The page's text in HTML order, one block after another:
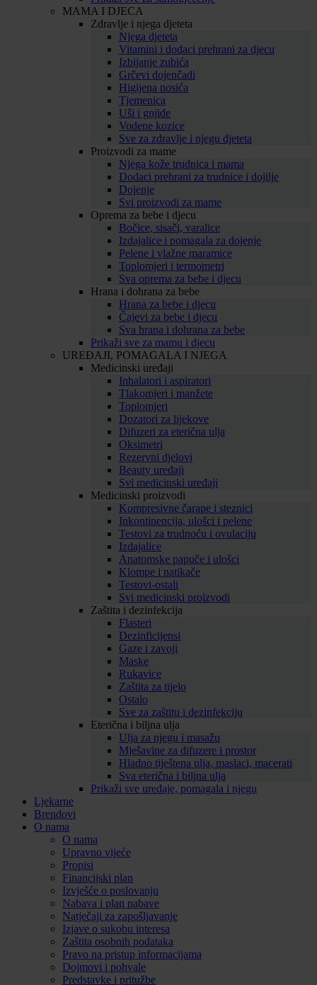
MAMA I DJECA
Zdravlje i njega djeteta
Njega djeteta
Vitamini i dodaci prehrani za djecu
Izbijanje zubića
Grčevi dojenčadi
Higijena nosića
Tjemenica
Uši i gnjide
Vodene kozice
Sve za zdravlje i njegu djeteta
Proizvodi za mame
Njega kože trudnica i mama
Dodaci prehrani za trudnice i dojilje
Dojenje
Svi proizvodi za mame
Oprema za bebe i djecu
Bočice, sisači, varalice
Izdajalice i pomagala za dojenje
Pelene i vlažne maramice
Toplomjeri i termometri
Sva oprema za bebe i djecu
Hrana i dohrana za bebe
Hrana za bebe i djecu
Čajevi za bebe i djecu
Sva hrana i dohrana za bebe
Prikaži sve za mamu i djecu
UREĐAJI, POMAGALA I NJEGA
Medicinski uređaji
Inhalatori i aspiratori
Tlakomjeri i manžete
Toplomjeri
Dozatori za lijekove
Difuzeri za eterična ulja
Oksimetri
Rezervni djelovi
Beauty uređaji
Svi medicinski uređaji
Medicinski proizvodi
Kompresivne čarape i steznici
Inkontinencija, ulošci i pelene
Testovi za trudnoću i ovulaciju
Izdajalice
Anatomske papuče i ulošci
Klompe i natikače
Testovi-ostali
Svi medicinski proizvodi
Zaštita i dezinfekcija
Flasteri
Dezinficijensi
Gaze i zavoji
Maske
Rukavice
Zaštita za tijelo
Ostalo
Sve za zaštitu i dezinfekciju
Eterična i biljna ulja
Ulja za njegu i masažu
Mješavine za difuzere i prostor
Hladno tiještena ulja, maslaci, macerati
Sva eterična i biljna ulja
Prikaži sve uređaje, pomagala i njegu
Ljekarne
Brendovi
O nama
O nama
Upravno vijeće
Propisi
Financijski plan
Izvješće o poslovanju
Nabava i plan nabave
Natječaji za zapošljavanje
Izjave o sukobu interesa
Zaštita osobnih podataka
Pravo na pristup informacijama
Dojmovi i pohvale
Predstavke i pritužbe